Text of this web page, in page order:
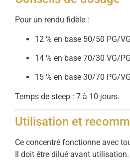
Pour un rendu fidèle :
12 % en base 50/50 PG/VG
14 % en base 70/30 VG/PG
15 % en base 30/70 PG/VG
Temps de steep : 7 à 10 jours.
Utilisation et
Ce concentré fonctionne avec
Il doit être dilué avant